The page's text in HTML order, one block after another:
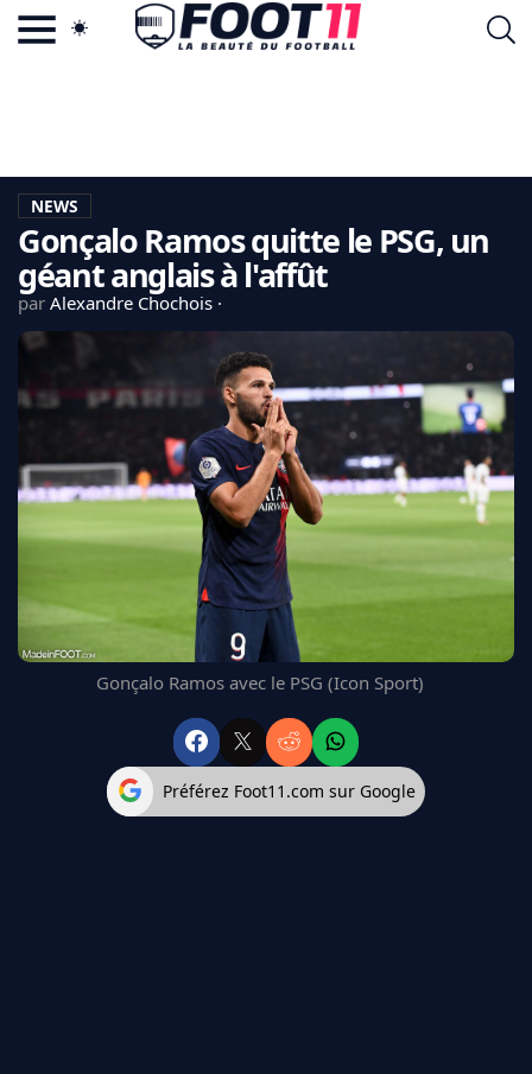
LA CHARTE
VIE PRIVÉE
CGU
CONTACTEZ-NOUS
MERCATO
CDM 2026
PSG
LIGUE 1
CHELSEA
L'AVIS DE LA RÉDAC'
NEWS
Gonçalo Ramos quitte le PSG, un
géant anglais à l'affût
par Alexandre Chochois
Gonçalo Ramos avec le PSG (Icon Sport)
Préférez Foot11.com sur Google